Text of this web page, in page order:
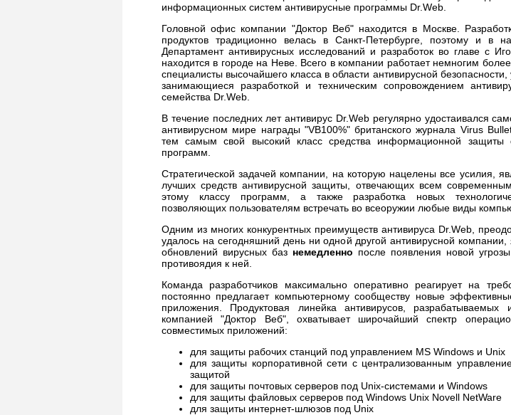
информационных систем антивирусные программы Dr.Web.
Головной офис компании "Доктор Веб" находится в Москве.
продуктов традиционно велась в Санкт-Петербурге, поэтому и в
Департамент антивирусных исследований и разработок во главе с
находится в городе на Неве. Всего в компании работает немногим
специалисты высочайшего класса в области антивирусной
занимающиеся разработкой и техническим сопровождением
семейства Dr.Web.
В течение последних лет антивирус Dr.Web регулярно удостаивался
антивирусном мире награды "VB100%" британского журнала Virus
тем самым свой высокий класс средства информационной защиты
программ.
Стратегической задачей компании, на которую нацелены все усилия,
лучших средств антивирусной защиты, отвечающих всем
этому классу программ, а также разработка новых
позволяющих пользователям встречать во всеоружии любые виды
Одним из многих конкурентных преимуществ антивируса Dr.Web,
удалось на сегодняшний день ни одной другой антивирусной компании,
обновлений вирусных баз немедленно после появления новой
противоядия к ней.
Команда разработчиков максимально оперативно реагирует на
постоянно предлагает компьютерному сообществу новые
приложения. Продуктовая линейка антивирусов, разрабатываемых
компанией "Доктор Веб", охватывает широчайший спектр
совместимых приложений:
для защиты рабочих станций под управлением MS Windows и Unix
для защиты корпоративной сети с централизованным
защитой
для защиты почтовых серверов под Unix-системами и Windows
для защиты файловых серверов под Windows Unix Novell NetWare
для защиты интернет-шлюзов под Unix